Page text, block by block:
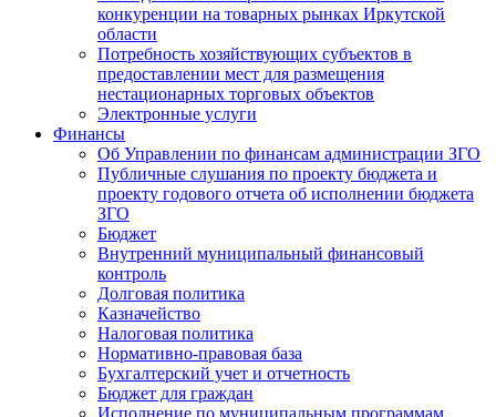
конкуренции на товарных рынках Иркутской
области
Потребность хозяйствующих субъектов в
предоставлении мест для размещения
нестационарных торговых объектов
Электронные услуги
Финансы
Об Управлении по финансам администрации ЗГО
Публичные слушания по проекту бюджета и
проекту годового отчета об исполнении бюджета
ЗГО
Бюджет
Внутренний муниципальный финансовый
контроль
Долговая политика
Казначейство
Налоговая политика
Нормативно-правовая база
Бухгалтерский учет и отчетность
Бюджет для граждан
Исполнение по муниципальным программам